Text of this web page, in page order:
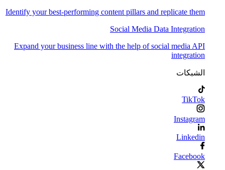
Identify your best-performing content pillars and replicate them
Social Media Data Integration
Expand your business line with the help of social media API
integration
الشبكات
TikTok
Instagram
Linkedin
Facebook